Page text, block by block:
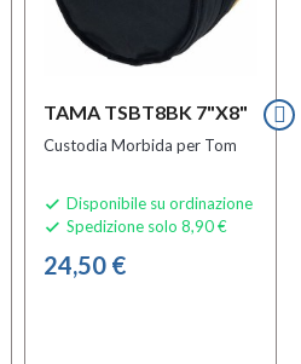
TAMA TSBT8BK 7"x8"
Custodia Morbida per Tom
 Disponibile su ordinazione
 Spedizione solo 8,90 €
24,50 €